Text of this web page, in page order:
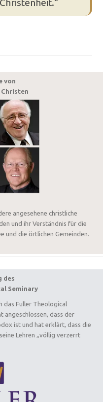
von
Christen
angesehene christliche
und ihr Verständnis für die
und die örtlichen Gemeinden.
des
Seminary
das Fuller Theological
angeschlossen, dass der
ist und hat erklärt, dass die
Lehren „völlig verzerrt